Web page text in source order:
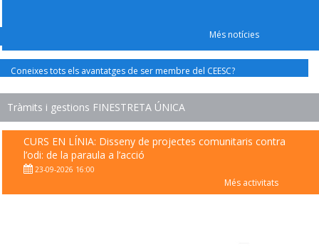
Més notícies
Coneixes tots els avantatges de ser membre del CEESC?
CURS EN LÍNIA: Disseny de projectes comunitaris contra
l’odi: de la paraula a l’acció
23-09-2026 16:00
Més activitats
Tràmits i gestions FINESTRETA ÚNICA